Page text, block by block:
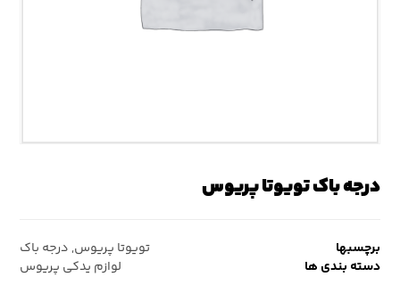
درجه باک تویوتا پریوس
برچسبها تویوتا پریوس, درجه باک
دسته بندی ها
لوازم یدکی پریوس